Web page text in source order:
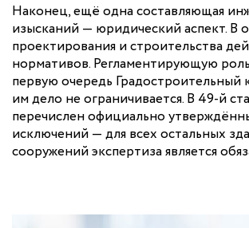
Наконец, ещё одна составляющая
изысканий — юридический аспект. В
проектирования и строительства
нормативов. Регламентирующую
первую очередь Градостроительный
им дело не ограничивается. В 49-й
перечислен официально
исключений — для всех остальных
сооружений экспертиза является